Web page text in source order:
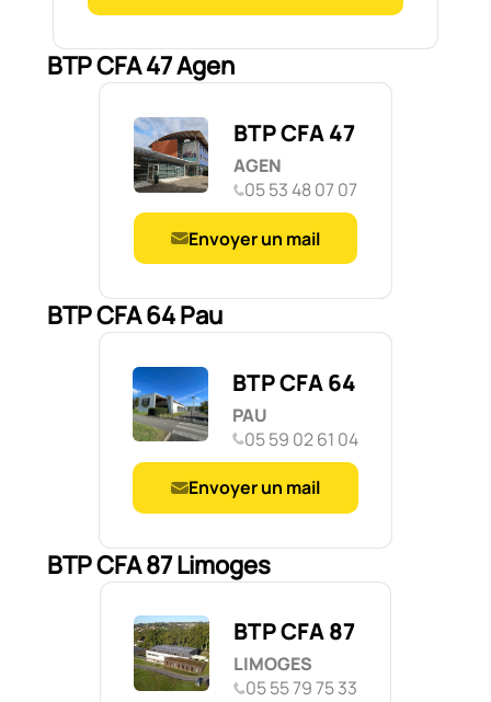
BTP CFA 47 Agen
BTP CFA 47
AGEN
05 53 48 07 07
Envoyer un mail
BTP CFA 64 Pau
BTP CFA 64
PAU
05 59 02 61 04
Envoyer un mail
BTP CFA 87 Limoges
BTP CFA 87
LIMOGES
05 55 79 75 33